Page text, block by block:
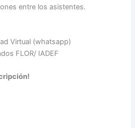
entre los asistentes.
Virtual (whatsapp)
FLOR/ IADEF